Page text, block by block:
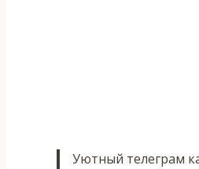
Уютный телеграм